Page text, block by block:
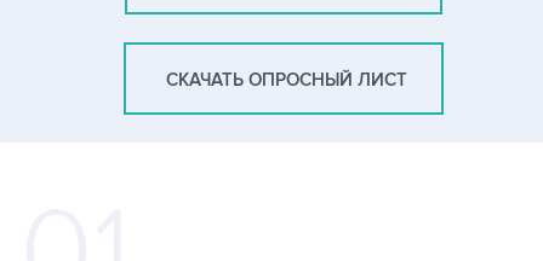
СКАЧАТЬ ОПРОСНЫЙ ЛИСТ